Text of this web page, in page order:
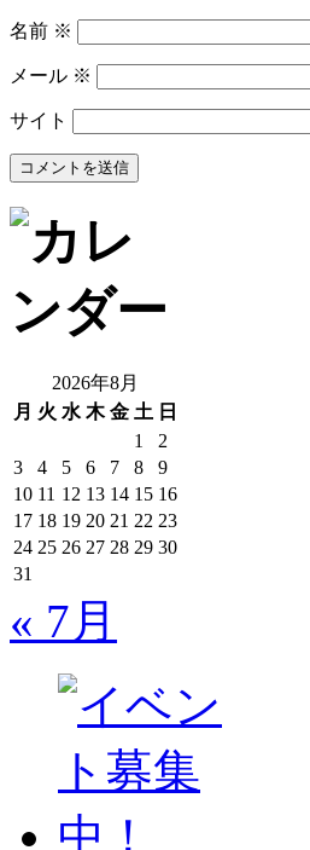
名前 ※
メール ※
サイト
2026年8月
月 火 水 木 金 土 日
1
2
3
4 5 6 7 8
9
10 11 12 13 14 15 16
17 18 19 20 21 22 23
24 25 26 27 28 29 30
31
« 7月